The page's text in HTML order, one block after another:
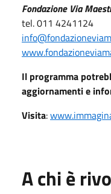
Fondazione Via
tel. 011 4241124
Il programma
aggiornamenti e
Visita:
A chi è